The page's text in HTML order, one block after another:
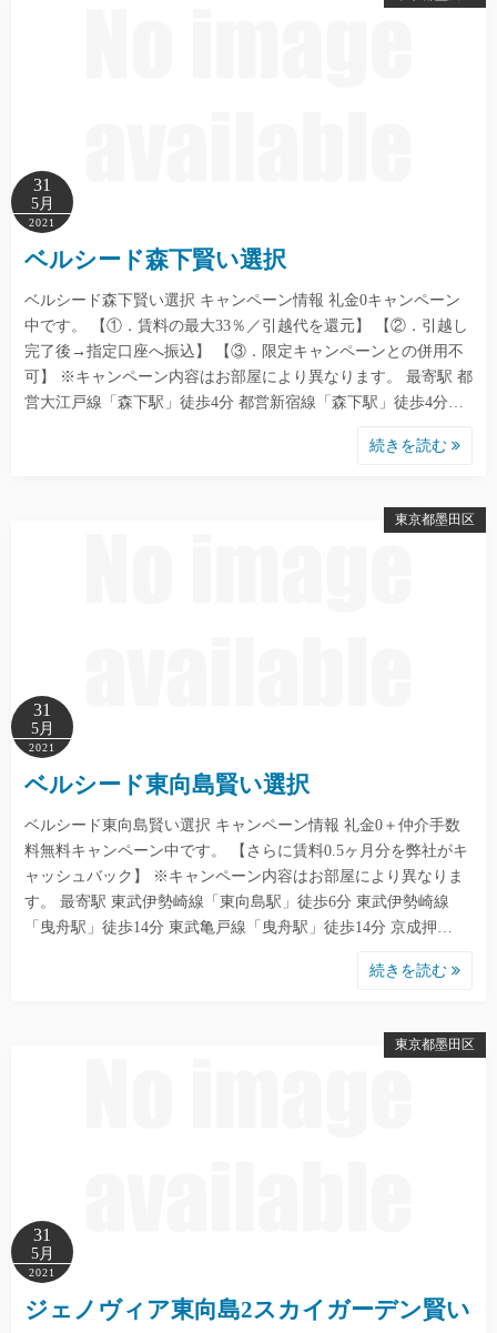
31
5月
2021
ベルシード森下賢い選択
ベルシード森下賢い選択 キャンペーン情報 礼金0キャンペーン
中です。 【①．賃料の最大33％／引越代を還元】 【②．引越し
完了後→指定口座へ振込】 【③．限定キャンペーンとの併用不
可】 ※キャンペーン内容はお部屋により異なります。 最寄駅 都
営大江戸線「森下駅」徒歩4分 都営新宿線「森下駅」徒歩4分…
続きを読む
東京都墨田区
31
5月
2021
ベルシード東向島賢い選択
ベルシード東向島賢い選択 キャンペーン情報 礼金0＋仲介手数
料無料キャンペーン中です。 【さらに賃料0.5ヶ月分を弊社がキ
ャッシュバック】 ※キャンペーン内容はお部屋により異なりま
す。 最寄駅 東武伊勢崎線「東向島駅」徒歩6分 東武伊勢崎線
「曳舟駅」徒歩14分 東武亀戸線「曳舟駅」徒歩14分 京成押…
続きを読む
東京都墨田区
31
5月
2021
ジェノヴィア東向島2スカイガーデン賢い